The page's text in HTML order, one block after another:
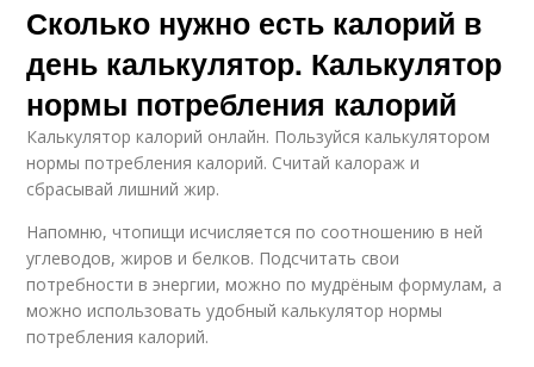
Сколько нужно есть калорий в
день калькулятор. Калькулятор
нормы потребления калорий
Калькулятор калорий онлайн. Пользуйся калькулятором
нормы потребления калорий. Считай калораж и
сбрасывай лишний жир.
Напомню, чтопищи исчисляется по соотношению в ней
углеводов, жиров и белков. Подсчитать свои
потребности в энергии, можно по мудрёным формулам, а
можно использовать удобный калькулятор нормы
потребления калорий.